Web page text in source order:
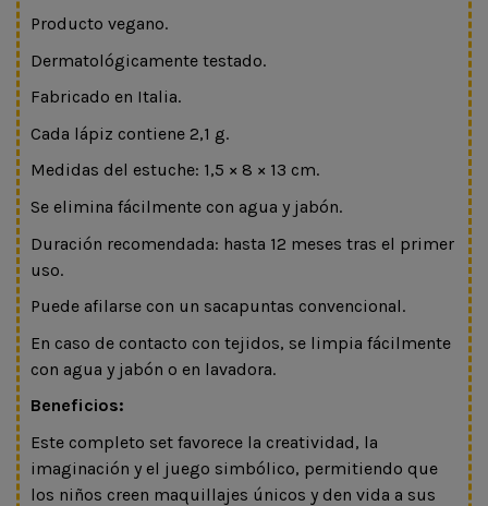
Producto vegano.
Dermatológicamente testado.
Fabricado en Italia.
Cada lápiz contiene 2,1 g.
Medidas del estuche: 1,5 × 8 × 13 cm.
Se elimina fácilmente con agua y jabón.
Duración recomendada: hasta 12 meses tras el primer
uso.
Puede afilarse con un sacapuntas convencional.
En caso de contacto con tejidos, se limpia fácilmente
con agua y jabón o en lavadora.
Beneficios:
Este completo set favorece la creatividad, la
imaginación y el juego simbólico, permitiendo que
los niños creen maquillajes únicos y den vida a sus